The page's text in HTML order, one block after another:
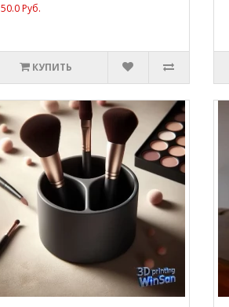
50.0 Руб.
КУПИТЬ